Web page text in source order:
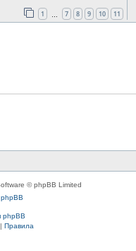
1 7 8 9 10 11
© phpBB Limited
phpBB
Правила